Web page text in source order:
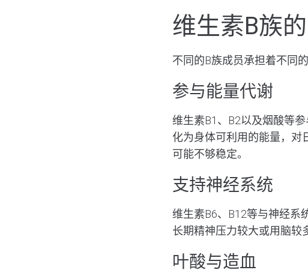
维生素B族
不同的B族成员承担着不同
参与能量代谢
维生素B1、B2以及烟酸等
化为身体可利用的能量，对
可能不够稳定。
支持神经系统
维生素B6、B12等与神经系
长期精神压力较大或用脑较
叶酸与造血